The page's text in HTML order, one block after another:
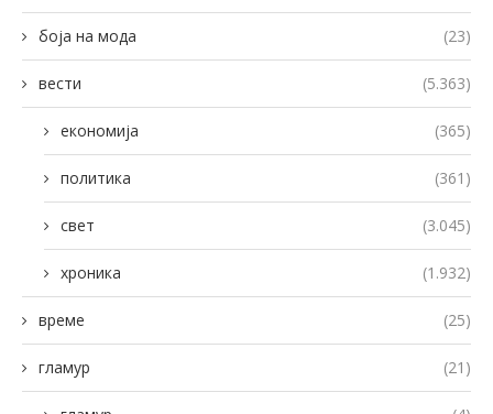
боја на мода (23)
вести (5.363)
економија (365)
политика (361)
свет (3.045)
хроника (1.932)
време (25)
гламур (21)